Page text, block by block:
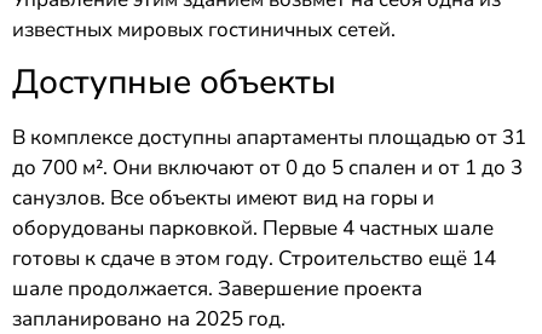
известных мировых гостиничных сетей.
Доступные объекты
В комплексе доступны апартаменты площадью от 31
до 700 м². Они включают от 0 до 5 спален и от 1 до 3
санузлов. Все объекты имеют вид на горы и
оборудованы парковкой. Первые 4 частных шале
готовы к сдаче в этом году. Строительство ещё 14
шале продолжается. Завершение проекта
запланировано на 2025 год.